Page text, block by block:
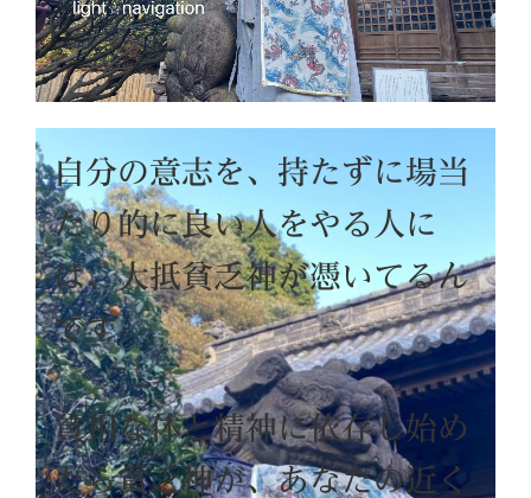
自分の意志を、持たずに場当
たり的に良い人をやる人に
は、大抵貧乏神が憑いてるん
です。
貧相な体と精神に依存し始め
たら貧乏神が、あなたの近く